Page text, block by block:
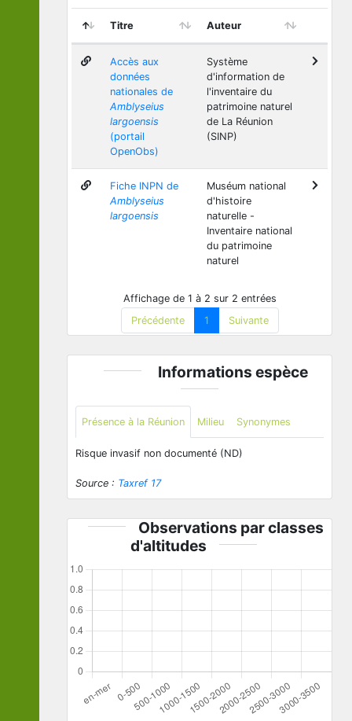
Titre Auteur
Accès aux
données
nationales de
Amblyseius
largoensis
(portail
OpenObs)
Système
d'information de
l'inventaire du
patrimoine naturel
de La Réunion
(SINP)
Fiche INPN de
Amblyseius
largoensis
Muséum national
d'histoire
naturelle -
Inventaire national
du patrimoine
naturel
Affichage de 1 à 2 sur 2 entrées
Précédente
1 Suivante
Informations espèce
Présence à la Réunion Milieu Synonymes
Risque invasif non documenté (ND)
Source : Taxref 17
Observations par classes
d'altitudes